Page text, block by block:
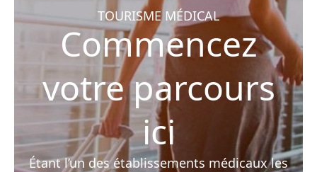
TOURISME MÉDICAL
Commencez
votre parcours
ici
Étant l’un des établissements médicaux les